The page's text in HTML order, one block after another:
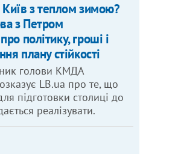
з теплом зимою?
з Петром
політику, гроші і
плану стійкості
голови КМДА
LB.ua про те, що
підготовки столиці до
реалізувати.